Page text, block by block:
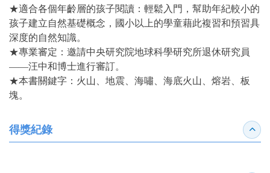
★適合各個年齡層的孩子閱讀：輕鬆入門，幫助年紀較小的
孩子建立自然基礎概念，國小以上的學童藉此複習和預習具
深度的自然知識。
★專業審定：邀請中央研究院地球科學研究所退休研究員
——汪中和博士進行審訂。
★本書關鍵字：火山、地震、海嘯、海底火山、熔岩、板
塊。
得獎紀錄 收合